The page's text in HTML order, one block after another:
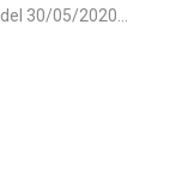
30/05/2020…